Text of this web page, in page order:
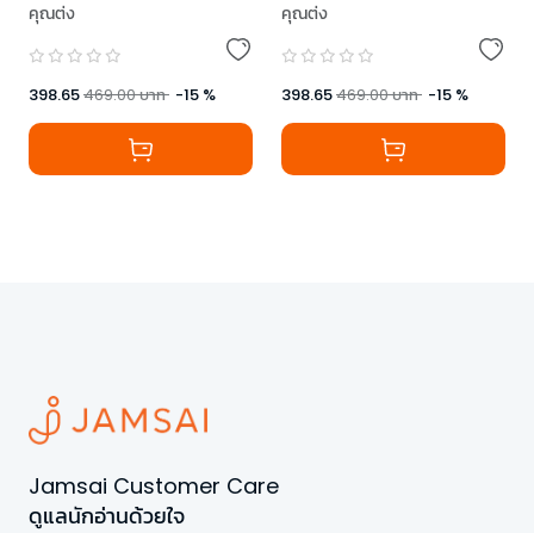
คุณต่ง
398.65469.00บาท -15 %
คุณต่ง
398.65469.00บาท -15 %
Jamsai Customer Care
ดูแลนักอ่านด้วยใจ